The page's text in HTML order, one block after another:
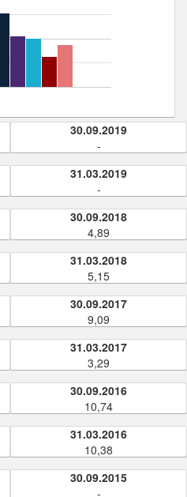
30.09.2019
-
31.03.2019
-
30.09.2018
4,89
31.03.2018
5,15
30.09.2017
9,09
31.03.2017
3,29
30.09.2016
10,74
31.03.2016
10,38
30.09.2015
-